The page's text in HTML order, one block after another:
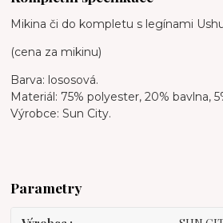
Mikina či do kompletu s legínami
(cena za mikinu)
Barva: lososová.
Materiál: 75% polyester, 20% bavlna,
Výrobce: Sun City.
Parametry